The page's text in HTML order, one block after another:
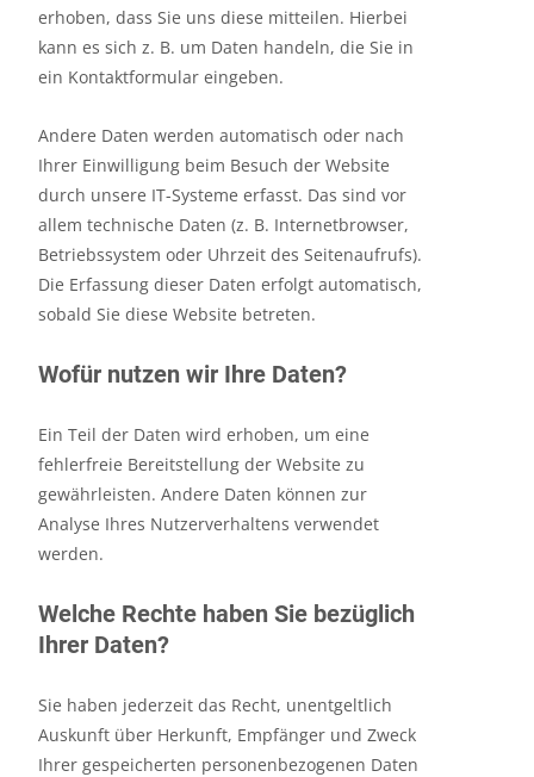
erhoben, dass Sie uns diese mitteilen. Hierbei
kann es sich z. B. um Daten handeln, die Sie in
ein Kontaktformular eingeben.
Andere Daten werden automatisch oder nach
Ihrer Einwilligung beim Besuch der Website
durch unsere IT-Systeme erfasst. Das sind vor
allem technische Daten (z. B. Internetbrowser,
Betriebssystem oder Uhrzeit des Seitenaufrufs).
Die Erfassung dieser Daten erfolgt automatisch,
sobald Sie diese Website betreten.
Wofür nutzen wir Ihre Daten?
Ein Teil der Daten wird erhoben, um eine
fehlerfreie Bereitstellung der Website zu
gewährleisten. Andere Daten können zur
Analyse Ihres Nutzerverhaltens verwendet
werden.
Welche Rechte haben Sie bezüglich
Ihrer Daten?
Sie haben jederzeit das Recht, unentgeltlich
Auskunft über Herkunft, Empfänger und Zweck
Ihrer gespeicherten personenbezogenen Daten